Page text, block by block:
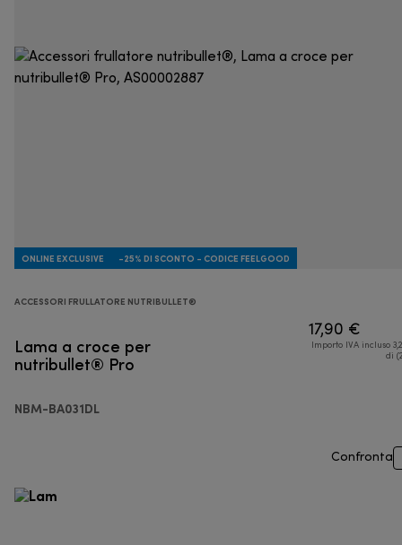
ONLINE EXCLUSIVE -25% DI SCONTO - CODICE FEELGOOD
ACCESSORI FRULLATORE NUTRIBULLET®
Lama a croce per
nutribullet® Pro
NBM-BA031DL
17,90 €
Importo IVA incluso
di
Confronta